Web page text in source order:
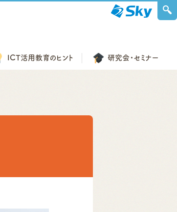
ICT活用教育の ヒント 研究会・ セミナー